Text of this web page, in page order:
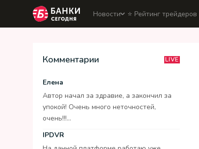
Новости ⭐️ Рейтинг трейдеров
Комментарии LIVE
Елена
Автор начал за здравие, а закончил за
упокой! Очень много неточностей,
очень!!!...
IPDVR